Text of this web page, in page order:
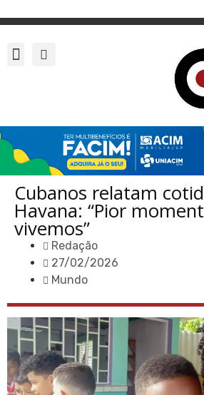
Cubanos relatam
Havana: “Pior
vivemos”
Redação
27/02/2026
Mundo